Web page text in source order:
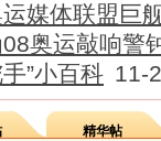
媒体联盟巨
奥运敲响警
”小百科 11-
精华帖